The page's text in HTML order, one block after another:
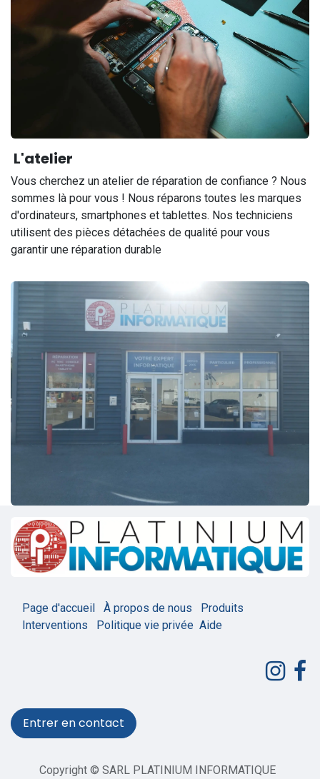
L'atelier
Vous cherchez un atelier de réparation de confiance ? Nous
sommes là pour vous ! Nous réparons toutes les marques
d'ordinateurs, smartphones et tablettes. Nos techniciens
utilisent des pièces détachées de qualité pour vous
garantir une réparation durable
Page d'accueil À propos de nous
Produits
Interventions
Politique vie privée Aide
Entrer en contact
Copyright © SARL PLATINIUM INFORMATIQUE